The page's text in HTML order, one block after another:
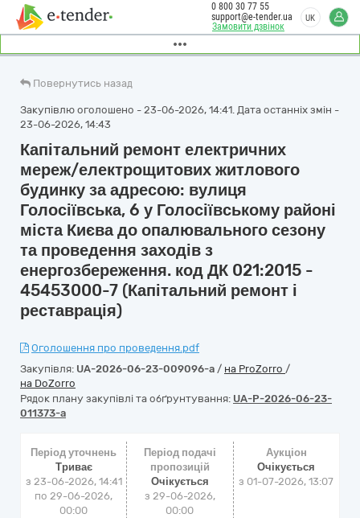
Замовити дзвінок
0 800 30 77 55
support@e-tender.ua
UK
Повернутись назад
Закупівлю оголошено - 23-06-2026, 14:41. Дата останніх змін -
23-06-2026, 14:43
Капітальний ремонт електричних
мереж/електрощитових житлового
будинку за адресою: вулиця
Голосіївська, 6 у Голосіївському районі
міста Києва до опалювального сезону
та проведення заходів з
енергозбереження. код ДК 021:2015 -
45453000-7 (Капітальний ремонт і
реставрація)
Оголошення про проведення.pdf
Закупівля: UA-2026-06-23-009096-a / на ProZorro /
на DoZorro
Рядок плану закупівлі та обґрунтування: UA-P-2026-06-23-
011373-a
Період уточнень
Триває
з 23-06-2026, 14:41
по 29-06-2026,
00:00
Період подачі
пропозицій
Очікується
з 29-06-2026,
00:00
Аукціон
Очікується
з 01-07-2026, 13:07